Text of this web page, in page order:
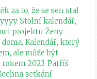
za to, že se sen stal
Stolní kalendář,
projektu Ženy
Kalendář, který
ale může být
2023. Patříš
setkání